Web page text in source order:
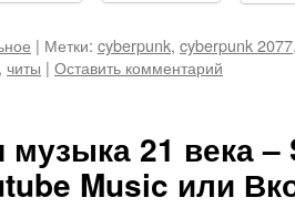
| Метки: cyberpunk, cyberpunk 2077
, читы | Оставить комментарий
музыка 21 века
Music или